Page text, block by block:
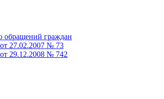
обращений граждан
27.02.2007 № 73
29.12.2008 № 742